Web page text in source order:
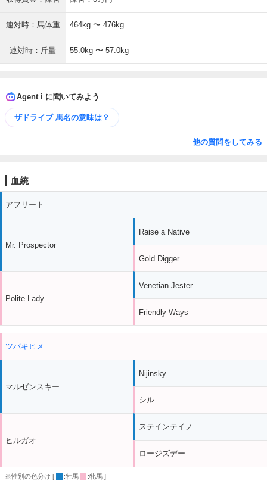
連対時：馬体重 464kg 〜 476kg
連対時：斤量 55.0kg 〜 57.0kg
Agent i に聞いてみよう
ザドライブ 馬名の意味は？
他の質問をしてみる
血統
アフリート
Mr. Prospector
Polite Lady
Raise a Native
Gold Digger
Venetian Jester
Friendly Ways
ツバキヒメ
マルゼンスキー
ヒルガオ
Nijinsky
シル
ステインテイノ
ロージズデー
※性別の色分け [ :牡馬 :牝馬 ]